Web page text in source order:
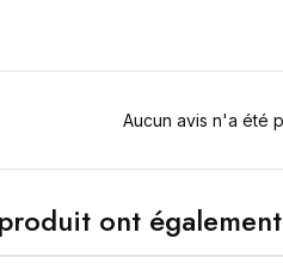
Aucun avis n'a été
ont